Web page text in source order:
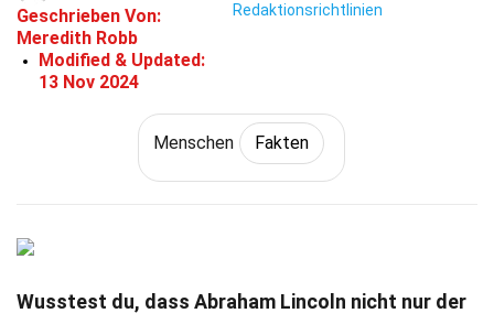
Geschrieben Von:
Meredith Robb
Modified & Updated:
13 Nov 2024
Redaktionsrichtlinien
Menschen Fakten
Wusstest du, dass Abraham Lincoln nicht nur der